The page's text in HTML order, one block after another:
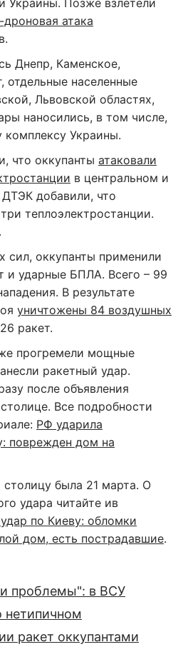
Украины. Позже взлетели
дроновая атака
Днепр, Каменское,
отдельные населенные
Львовской областях,
наносились, в том числе,
комплексу Украины.
что оккупанты атаковали
в центральном и
добавили, что
теплоэлектростанции.
оккупанты применили
и ударные БПЛА. Всего – 99
В результате
уничтожены 84 воздушных
ракет.
прогремели мощные
ракетный удар.
после объявления
Все подробности
РФ ударила
поврежден дом на
была 21 марта. О
удара читайте ив
по Киеву: обломки
дом, есть пострадавшие.
проблемы": в ВСУ
нетипичном
ракет оккупантами